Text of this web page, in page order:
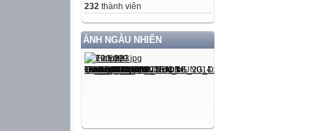
232 thành viên
ẢNH NGẪU NHIÊN